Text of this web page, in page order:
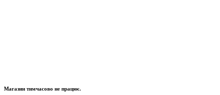
Магазин тимчасово не працює.